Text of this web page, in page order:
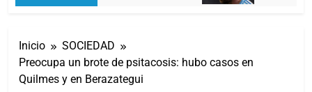
Inicio
SOCIEDAD
Preocupa un brote de psitacosis: hubo casos en
Quilmes y en Berazategui